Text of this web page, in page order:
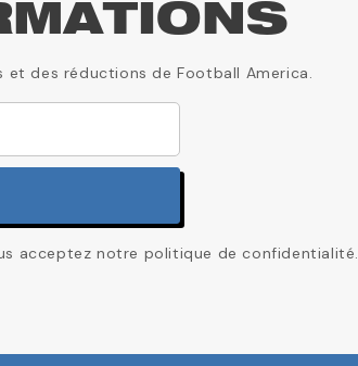
des réductions de Football America.
acceptez notre politique de confidentialité.